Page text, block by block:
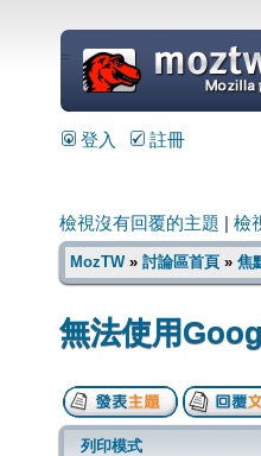
=
登入 註冊
檢視沒有回覆的主題 檢
MozTW» 討論區首頁 » 焦
無法使用
列印模式